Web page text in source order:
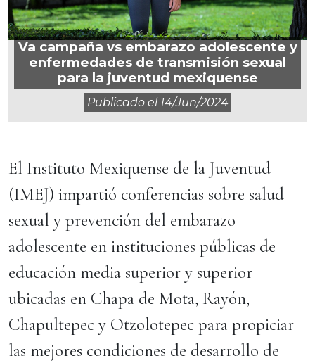
Va campaña vs embarazo adolescente y
enfermedades de transmisión sexual
para la juventud mexiquense
Publicado el 14/jun/2024
El Instituto Mexiquense de la Juventud
(IMEJ) impartió conferencias sobre salud
sexual y prevención del embarazo
adolescente en instituciones públicas de
educación media superior y superior
ubicadas en Chapa de Mota, Rayón,
Chapultepec y Otzolotepec para propiciar
las mejores condiciones de desarrollo de